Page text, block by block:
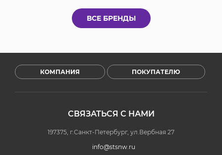
ВСЕ БРЕНДЫ
КОМПАНИЯ ПОКУПАТЕЛЮ
СВЯЗАТЬСЯ С НАМИ
197375, г.Санкт-Петербург, ул.Вербная 27
info@stsnw.ru